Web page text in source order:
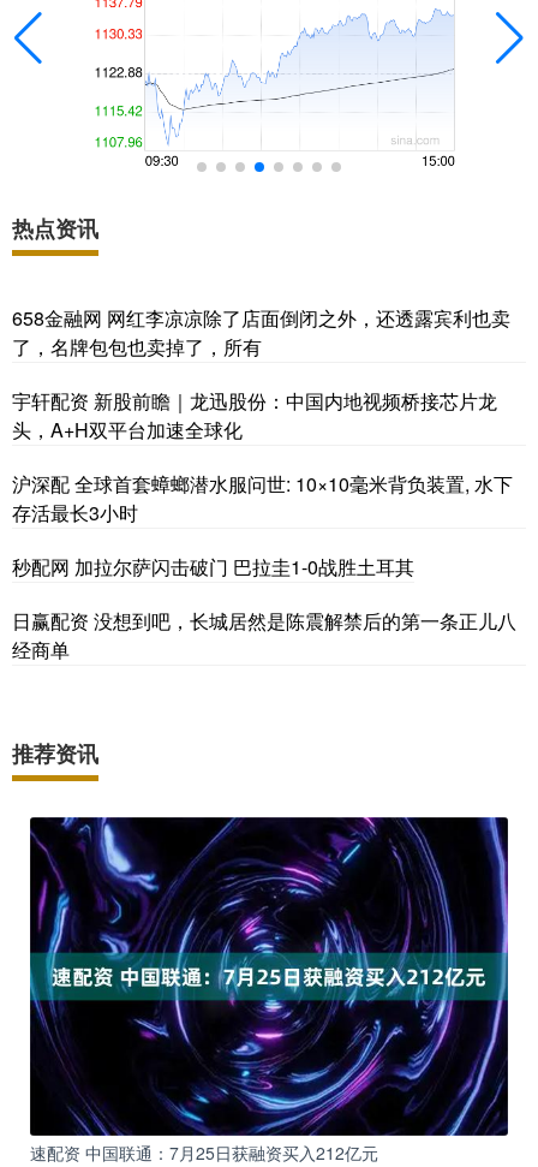
热点资讯
658金融网 网红李凉凉除了店面倒闭之外，还透露宾利也卖
了，名牌包包也卖掉了，所有
宇轩配资 新股前瞻｜龙迅股份：中国内地视频桥接芯片龙
头，A+H双平台加速全球化
沪深配 全球首套蟑螂潜水服问世: 10×10毫米背负装置, 水下
存活最长3小时
秒配网 加拉尔萨闪击破门 巴拉圭1-0战胜土耳其
日赢配资 没想到吧，长城居然是陈震解禁后的第一条正儿八
经商单
推荐资讯
速配资 中国联通：7月25日获融资买入212亿元